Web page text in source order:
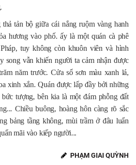
tản bộ giữa cái nắng ruộm vàng hanh
hương vào phố. ấy là một quán cà phê
tuy không còn khuôn viên và hình
song vẫn khiến người ta cảm nhận được
năm trước. Cửa sổ sơn màu xanh lá,
xinh xắn. Quán được lấp đầy bởi những
tượng, bên kia là một đám phỗng đất
Chiều buông, hoàng hôn càng rõ sắc
bảng tầng không, mùi trầm ở đâu luẩn
mãi vào kiếp người...
PHẠM GIAI QUỲNH